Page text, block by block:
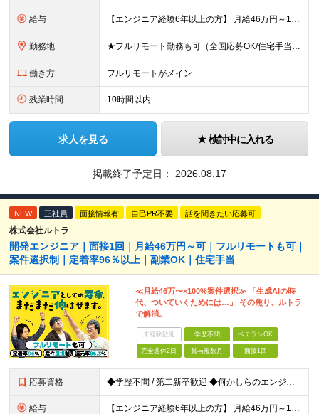
給与 【エンジニア経験6年以上の方】 月給46万円～100万円（固定残業代含む） ※上記月給には月30時間分の固定残業代（月8万7,400円～月19万円）を含む。超過分は全額支給。 【エンジニア経験4年以
勤務地 ★フルリモート勤務も可（全国応募OK/住宅手当を支給します） ※案件によって常駐が必要になる場合があります。 ※希望がない限り、転勤はありません ※U・Iターン歓迎 ★ルトラの社員は全国各地で活躍中
働き方 フルリモートがメイン
残業時間 10時間以内
求人を見る 検討中に入れる
掲載終了予定日： 2026.08.17
NEW 正社員 面接情報有 自己PR不要 話を聞きたい応募可
株式会社ルトラ
開発エンジニア｜面接1回｜月給46万円～可｜フルリモートも可｜
案件選択制｜定着率96％以上｜副業OK｜住宅手当
≪月給46万〜×100%案件選択≫ 「生成AIの時
代、ついていくためには…」 その焦り、ルトラ
で解消。
未経験歓迎 学歴不問 ベテランOK
完全週休2日 賞与複数月 面接1回
応募資格 ◆学歴不問 / 第二新卒歓迎 ◆何かしらのエンジニア経験をお持ちの方 （言語・期間・フェーズ不問） 経験浅めの方も遠慮なくご応募ください！ ■入社前Q＆A ────── ◎実力に見合った報酬が手に
給与 【エンジニア経験6年以上の方】 月給46万円～100万円（固定残業代含む） ※上記月給には月30時間分の固定残業代（月8万7,400円～月19万円）を含む。超過分は全額支給。 【エンジニア経験4年以